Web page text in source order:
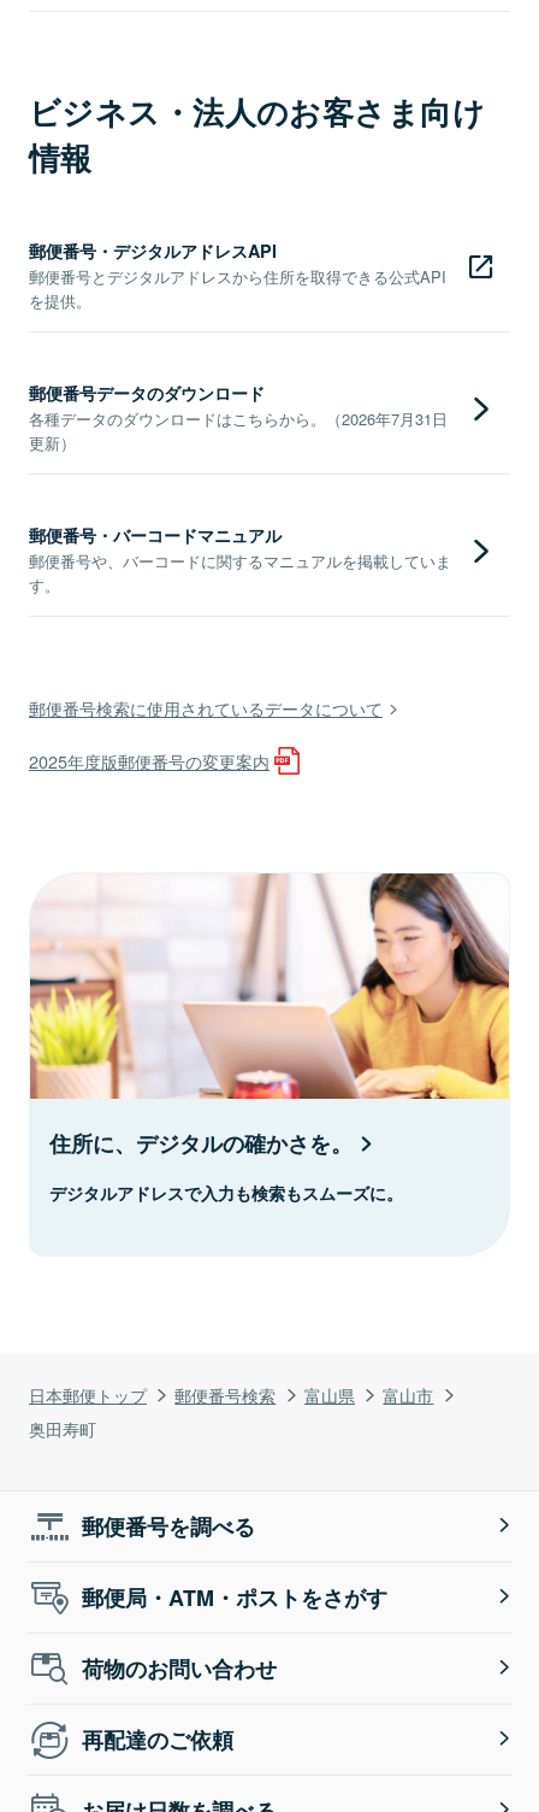
日本郵便トップ 郵便番号検索 富山県
富山市
奥田寿町
ビジネス・法人のお客さま向け
情報
郵便番号・デジタルアドレスAPI
郵便番号とデジタルアドレスから住所を取得できる公式API
を提供。
郵便番号データのダウンロード
各種データのダウンロードはこちらから。（2026年7月31日
更新）
郵便番号・バーコードマニュアル
郵便番号や、バーコードに関するマニュアルを掲載していま
す。
郵便番号検索に使用されているデータについて
2025年度版郵便番号の変更案内
住所に、デジタルの確かさを。
デジタルアドレスで入力も検索もスムーズに。
郵便番号を調べる
郵便局・ATM・ポストをさがす
荷物のお問い合わせ
再配達のご依頼